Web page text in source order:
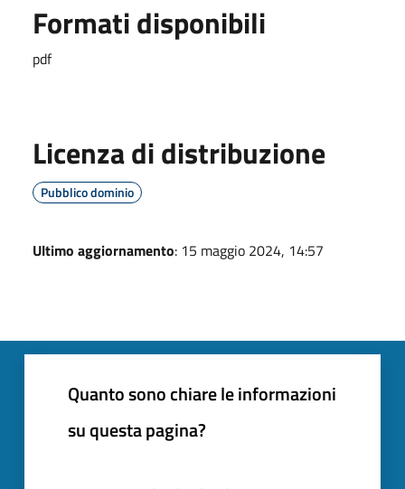
Formati disponibili
pdf
Licenza di distribuzione
Pubblico dominio
Ultimo aggiornamento: 15 maggio 2024, 14:57
Quanto sono chiare le informazioni
su questa pagina?